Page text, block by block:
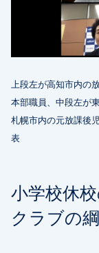
上段左が高知市内の
本部職員、中段左が
札幌市内の元放課後
表
小学校休
クラブの